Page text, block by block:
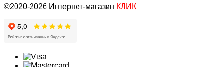
©2020-2026 Интернет-магазин КЛИК